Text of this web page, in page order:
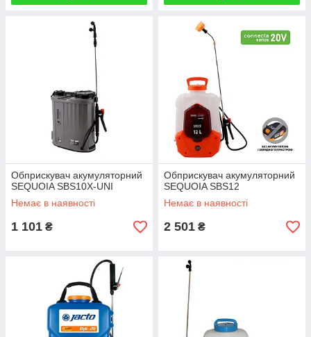
Обприскувач акумуляторний
SEQUOIA SBS10X-UNI
Немає в наявності
1 101 ₴
Обприскувач акумуляторний
SEQUOIA SBS12
Немає в наявності
2 501 ₴